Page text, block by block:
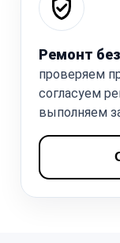
Ремонт
проверяем
согласуем
выполняем